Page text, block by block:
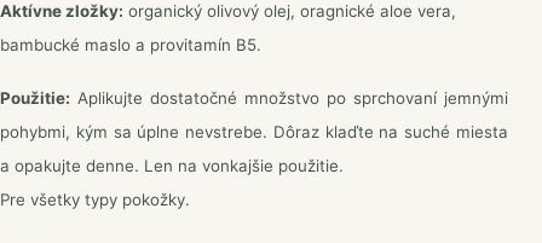
Aktívne zložky: organický olivový olej, oragnické aloe vera,
bambucké maslo a provitamín B5.
Použitie: Aplikujte dostatočné množstvo po sprchovaní jemnými
pohybmi, kým sa úplne nevstrebe. Dôraz klaďte na suché miesta
a opakujte denne. Len na vonkajšie použitie.
Pre všetky typy pokožky.